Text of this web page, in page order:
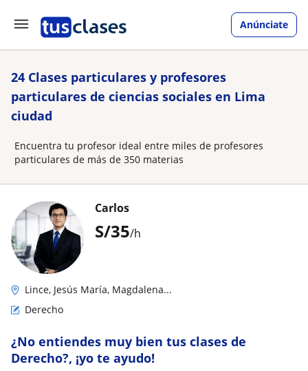
Anúnciate
24 Clases particulares y profesores
particulares de ciencias sociales en Lima
ciudad
Encuentra tu profesor ideal entre miles de profesores
particulares de más de 350 materias
S/35/h
Carlos
Lince, Jesús María, Magdalena...
Derecho
¿No entiendes muy bien tus clases de
Derecho?, ¡yo te ayudo!